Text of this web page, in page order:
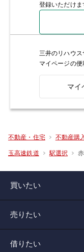
登録いただけま
三井のリハウ
マイページの
マイ
不動産・住宅 不動産購
玉高速鉄道 駅選択
買いたい
売りたい
借りたい